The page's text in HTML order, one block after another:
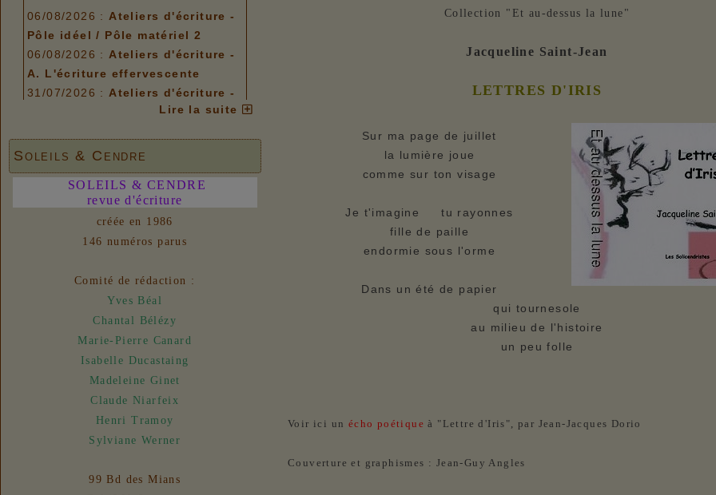
06/08/2026 : Ateliers d'écriture -
Pôle idéel / Pôle matériel 2
06/08/2026 : Ateliers d'écriture -
A. L'écriture effervescente
31/07/2026 : Ateliers d'écriture -
Options de menu
06/08/2026 :Ateliers d'écriture -
Pôle idéel / Pôle matériel 2
06/08/2026 :Ateliers d'écriture -
A. L'écriture effervescente
31/07/2026 :Ateliers d'écriture -
Liens
- Un euro ne fait
pas le printemps
31/07/2026 : - En vue n° 153
Lire la suite
Soleils & Cendre
SOLEILS & CENDRE
revue d'écriture
créée en 1986
146 numéros parus
Comité de rédaction :
Yves Béal
Chantal Bélézy
Marie-Pierre Canard
Isabelle Ducastaing
Madeleine Ginet
Claude Niarfeix
Henri Tramoy
Sylviane Werner
99 Bd des Mians
Collection "Et au-dessus la lune"
Jacqueline Saint-Jean
LETTRES D'IRIS
Sur ma page de juillet
la lumière joue
comme sur ton visage
Je t'imagine tu rayonnes
fille de paille
endormie sous l'orme
Dans un été de papier
qui tournesole
au milieu de l'histoire
un peu folle
Voir ici un écho poétique à "Lettre d'Iris", par Jean-Jacques Dorio
Couverture et graphismes : Jean-Guy Angles